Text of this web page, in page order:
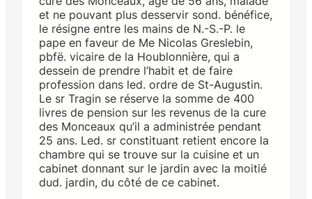
et ne pouvant plus desservir sond. bénéfice,
le résigne entre les mains de N.-S.-P. le
pape en faveur de Me Nicolas Greslebin,
pbfë. vicaire de la Houblonnière, qui a
dessein de prendre l’habit et de faire
profession dans led. ordre de St-Augustin.
Le sr Tragin se réserve la somme de 400
livres de pension sur les revenus de la cure
des Monceaux qu’il a administrée pendant
25 ans. Led. sr constituant retient encore la
chambre qui se trouve sur la cuisine et un
cabinet donnant sur le jardin avec la moitié
dud. jardin, du côté de ce cabinet.